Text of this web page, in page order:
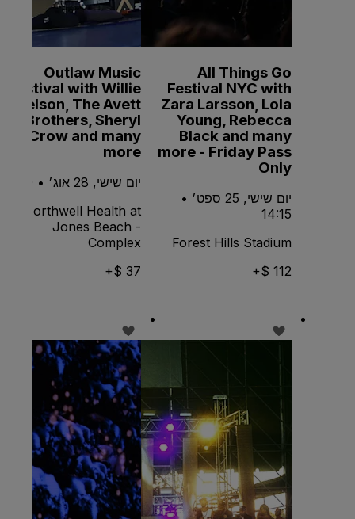
All Things Go
Festival NYC with
Zara Larsson, Lola
Young, Rebecca
Black and many
more - Friday Pass
Only
יום שישי, 25 ספט׳ •
14:15
Forest Hills Stadium
112 $+
Outlaw Music
Festival with Willie
Nelson, The Avett
Brothers, Sheryl
Crow and many
more
יום שישי, 28 אוג׳ • 15:20
Northwell Health at
Jones Beach -
Complex
37 $+